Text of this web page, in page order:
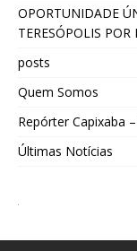
OPORTUNIDADE
TERESÓPOLIS
posts
Quem Somos
Repórter Capixaba
Últimas Notícias